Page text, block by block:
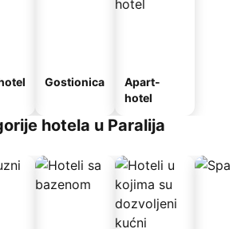
Gostionica
Apart-
hotel
hotela u Paralija